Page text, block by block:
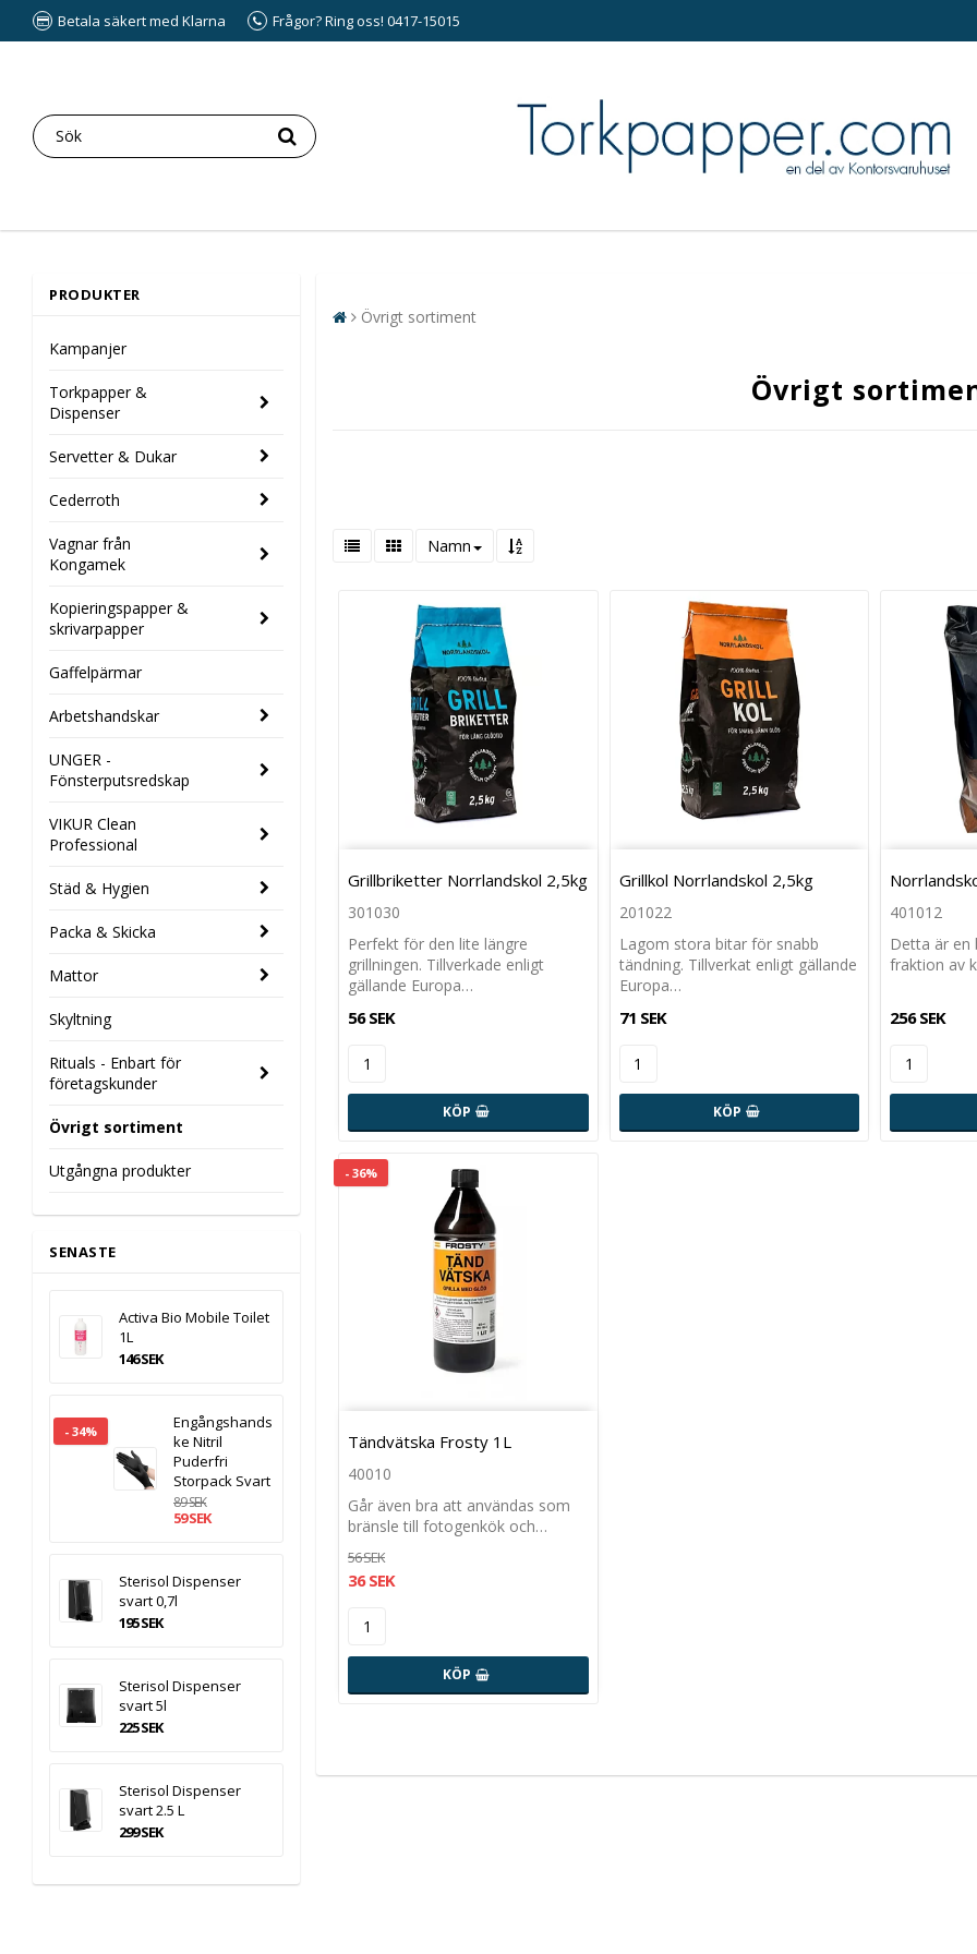
Betala säkert med Klarna Frågor? Ring oss! 0417-15015
PRODUKTER
Kampanjer
Torkpapper &
Dispenser
Servetter & Dukar
Cederroth
Vagnar från
Kongamek
Kopieringspapper &
skrivarpapper
Gaffelpärmar
Arbetshandskar
UNGER -
Fönsterputsredskap
VIKUR Clean
Professional
Städ & Hygien
Packa & Skicka
Mattor
Skyltning
Rituals - Enbart för
företagskunder
Övrigt sortiment
Utgångna produkter
SENASTE
Activa Bio Mobile Toilet
1L
146 SEK
- 34%
Engångshands
ke Nitril
Puderfri
Storpack Svart
89 SEK
59 SEK
Sterisol Dispenser
svart 0,7l
195 SEK
Sterisol Dispenser
svart 5l
225 SEK
Sterisol Dispenser
svart 2.5 L
299 SEK
Övrigt sortiment
Övrigt
Namn
Grillbriketter Norrlandskol 2,5kg
301030
Perfekt för den lite längre
grillningen. Tillverkade enligt
gällande Europa…
56 SEK
KÖP
Grillkol Norrlandskol 2,5kg
201022
Lagom stora bitar för snabb
tändning. Tillverkat enligt gällande
Europa…
71 SEK
KÖP
401012
Detta är en
fraktion av
256 SEK
- 36%
Tändvätska Frosty 1L
40010
Går även bra att användas som
bränsle till fotogenkök och…
56 SEK
36 SEK
KÖP